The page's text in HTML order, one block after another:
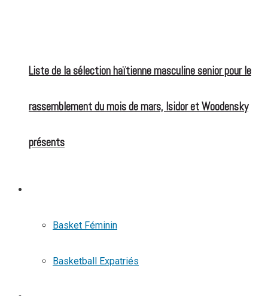
Liste de la sélection haïtienne masculine senior pour le
rassemblement du mois de mars, Isidor et Woodensky
présents
Basket Féminin
Basketball Expatriés